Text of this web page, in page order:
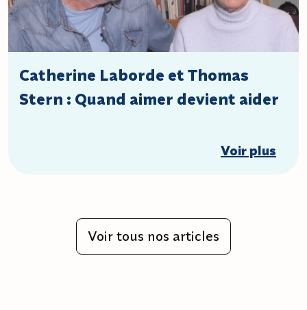
Catherine Laborde et Thomas
Stern : Quand aimer devient aider
Voir plus
Voir tous nos articles